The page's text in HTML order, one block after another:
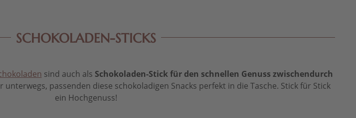
SCHOKOLADEN-STICKS
sind auch als Schokoladen-Stick für den schnellen Genuss zwischendurch
passenden diese schokoladigen Snacks perfekt in die Tasche. Stick für Stick
ein Hochgenuss!